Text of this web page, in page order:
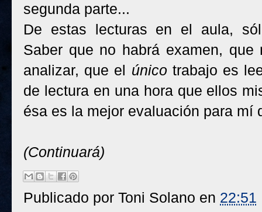
segunda parte...
De estas lecturas en el aula,
Saber que no habrá examen,
analizar, que el único trabajo es
de lectura en una hora que ellos
ésa es la mejor evaluación para mí
(Continuará)
Publicado por Toni Solano en 22:51